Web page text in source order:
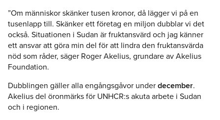
”Om människor skänker tusen kronor, då lägger vi på en
tusenlapp till. Skänker ett företag en miljon dubblar vi det
också. Situationen i Sudan är fruktansvärd och jag känner
ett ansvar att göra min del för att lindra den fruktansvärda
nöd som råder, säger Roger Akelius, grundare av Akelius
Foundation.
Dubblingen gäller alla engångsgåvor under december.
Akelius del öronmärks för UNHCR:s akuta arbete i Sudan
och i regionen.